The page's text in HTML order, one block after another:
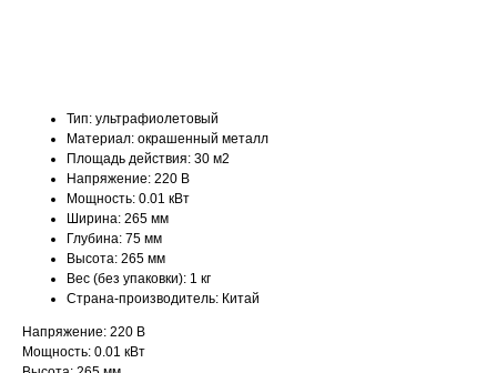
Тип: ультрафиолетовый
Материал: окрашенный металл
Площадь действия: 30 м2
Напряжение: 220 В
Мощность: 0.01 кВт
Ширина: 265 мм
Глубина: 75 мм
Высота: 265 мм
Вес (без упаковки): 1 кг
Страна-производитель: Китай
Напряжение: 220 В
Мощность: 0.01 кВт